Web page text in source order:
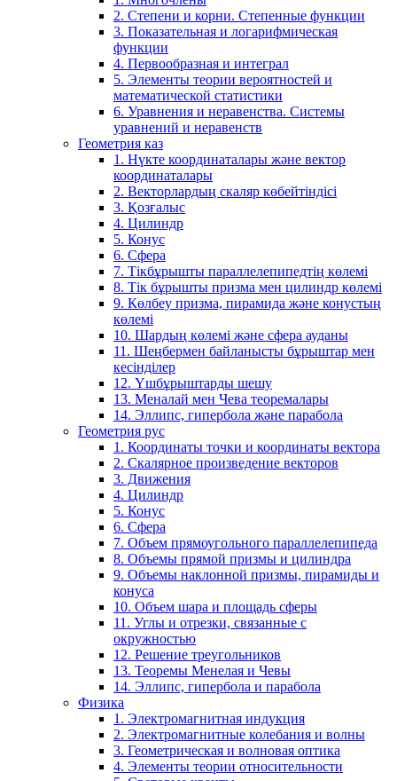
2. Степени и корни. Степенные функции
3. Показательная и логарифмическая
функции
4. Первообразная и интеграл
5. Элементы теории вероятностей и
математической статистики
6. Уравнения и неравенства. Системы
уравнений и неравенств
Геометрия каз
1. Нүкте координаталары және вектор
координаталары
2. Векторлардың скаляр көбейтіндісі
3. Қозғалыс
4. Цилиндр
5. Конус
6. Сфера
7. Тікбұрышты параллелепипедтің көлемі
8. Тік бұрышты призма мен цилиндр көлемі
9. Көлбеу призма, пирамида және конустың
көлемі
10. Шардың көлемі және сфера ауданы
11. Шеңбермен байланысты бұрыштар мен
кесінділер
12. Үшбұрыштарды шешу
13. Меналай мен Чева теоремалары
14. Эллипс, гипербола және парабола
Геометрия рус
1. Координаты точки и координаты вектора
2. Скалярное произведение векторов
3. Движения
4. Цилиндр
5. Конус
6. Сфера
7. Объем прямоугольного параллелепипеда
8. Объемы прямой призмы и цилиндра
9. Объемы наклонной призмы, пирамиды и
конуса
10. Объем шара и площадь сферы
11. Углы и отрезки, связанные с
окружностью
12. Решение треугольников
13. Теоремы Менелая и Чевы
14. Эллипс, гипербола и парабола
Физика
1. Электромагнитная индукция
2. Электромагнитные колебания и волны
3. Геометрическая и волновая оптика
4. Элементы теории относительности